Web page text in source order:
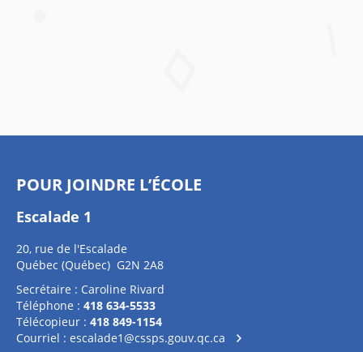
POUR JOINDRE L’ÉCOLE
Escalade 1
20, rue de l'Escalade
Québec (Québec) G2N 2A8
Secrétaire : Caroline Rivard
Téléphone : 418 634-5533
Télécopieur : 418 849-1154
Courriel : escalade1@cssps.gouv.qc.ca